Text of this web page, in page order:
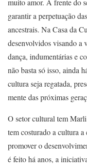
muito amor. A frente do
garantir a perpetuação
ancestrais. Na Casa da
desenvolvidos visando a
dança, indumentárias e
não basta só isso, ainda
cultura seja regatada,
mente das próximas
O setor cultural tem
tem costurado a cultura a
promover o
é feito há anos, a